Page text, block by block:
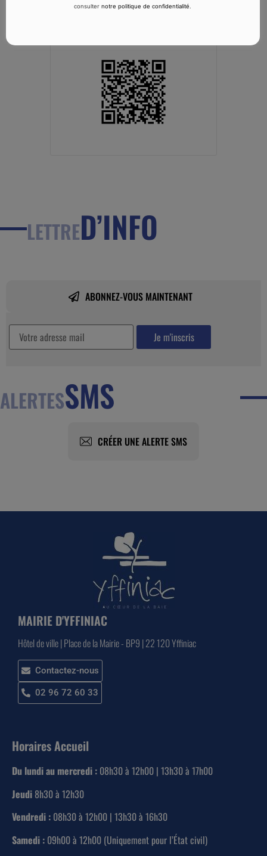
LETTRED’INFO
ABONNEZ-VOUS MAINTENANT
ALERTESSMS
CRÉER UNE ALERTE SMS
MAIRIE D'YFFINIAC
Hôtel de ville | Place de la Mairie - BP9 | 22 120 Yffiniac
Contactez-nous
02 96 72 60 33
Horaires Accueil
Du lundi au mercredi : 08h30 à 12h00 | 13h30 à 17h00
Jeudi 8h30 à 12h30
Vendredi : 08h30 à 12h00 | 13h30 à 16h30
Samedi : 09h00 à 12h00 (Uniquement pour l’État civil)
consulternotre politique de confidentialité.